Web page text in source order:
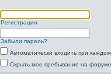
Регистрация
Забыли пароль?
Автоматически входить при
Скрыть мое пребывание на форуме